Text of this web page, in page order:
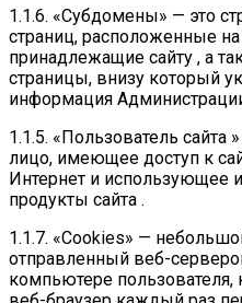
1.1.6. «Субдомены» — это
страниц, расположенные
принадлежащие сайту , а
страницы, внизу который
информация
1.1.5. «Пользователь сайта
лицо, имеющее доступ к
Интернет и использующее
продукты сайта .
1.1.7. «Cookies» —
отправленный веб-
компьютере